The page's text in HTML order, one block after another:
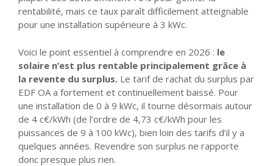
rentabilité, mais ce taux paraît difficilement atteignable
pour une installation supérieure à 3 kWc.
Voici le point essentiel à comprendre en 2026 : le
solaire n’est plus rentable principalement grâce à
la revente du surplus. Le tarif de rachat du surplus par
EDF OA a fortement et continuellement baissé. Pour
une installation de 0 à 9 kWc, il tourne désormais autour
de 4 c€/kWh (de l’ordre de 4,73 c€/kWh pour les
puissances de 9 à 100 kWc), bien loin des tarifs d’il y a
quelques années. Revendre son surplus ne rapporte
donc presque plus rien.